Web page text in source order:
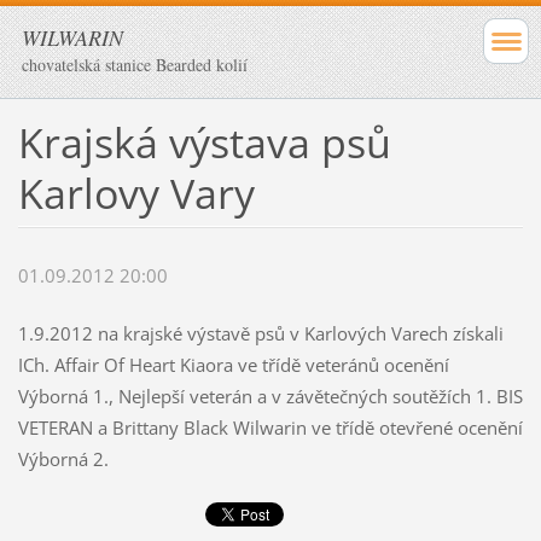
WILWARIN
chovatelská stanice Bearded kolií
Krajská výstava psů
Karlovy Vary
01.09.2012 20:00
1.9.2012 na krajské výstavě psů v Karlových Varech získali
ICh. Affair Of Heart Kiaora ve třídě veteránů ocenění
Výborná 1., Nejlepší veterán a v závětečných soutěžích 1. BIS
VETERAN a Brittany Black Wilwarin ve třídě otevřené ocenění
Výborná 2.